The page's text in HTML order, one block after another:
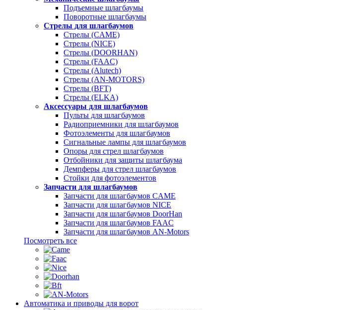
Подъемные шлагбаумы
Поворотные шлагбаумы
Стрелы для шлагбаумов
Стрелы (CAME)
Стрелы (NICE)
Стрелы (DOORHAN)
Стрелы (FAAC)
Стрелы (Alutech)
Стрелы (AN-MOTORS)
Стрелы (BFT)
Стрелы (ELKA)
Аксессуары для шлагбаумов
Пульты для шлагбаумов
Радиоприемники для шлагбаумов
Фотоэлементы для шлагбаумов
Сигнальные лампы для шлагбаумов
Опоры для стрел шлагбаумов
Отбойники для защиты шлагбаума
Демпферы для стрел шлагбаумов
Стойки для фотоэлементов
Запчасти для шлагбаумов
Запчасти для шлагбаумов CAME
Запчасти для шлагбаумов NICE
Запчасти для шлагбаумов DoorHan
Запчасти для шлагбаумов FAAC
Запчасти для шлагбаумов AN-Motors
Посмотреть все
Автоматика и приводы для ворот